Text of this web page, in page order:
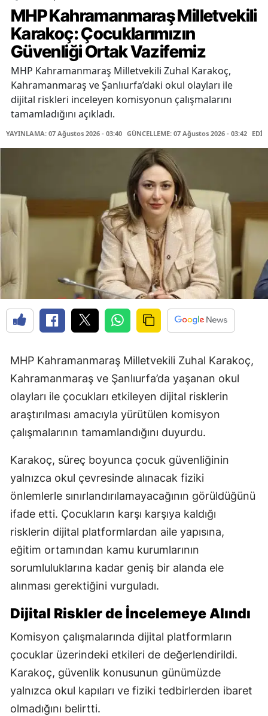
MHP Kahramanmaraş Milletvekili
Karakoç: Çocuklarımızın
Güvenliği Ortak Vazifemiz
MHP Kahramanmaraş Milletvekili Zuhal Karakoç,
Kahramanmaraş ve Şanlıurfa’daki okul olayları ile
dijital riskleri inceleyen komisyonun çalışmalarını
tamamladığını açıkladı.
YAYINLAMA: 07 Ağustos 2026 - 03:40 GÜNCELLEME: 07 Ağustos 2026 - 03:42
MHP Kahramanmaraş Milletvekili Zuhal Karakoç,
Kahramanmaraş ve Şanlıurfa’da yaşanan okul
olayları ile çocukları etkileyen dijital risklerin
araştırılması amacıyla yürütülen komisyon
çalışmalarının tamamlandığını duyurdu.
Karakoç, süreç boyunca çocuk güvenliğinin
yalnızca okul çevresinde alınacak fiziki
önlemlerle sınırlandırılamayacağının görüldüğünü
ifade etti. Çocukların karşı karşıya kaldığı
risklerin dijital platformlardan aile yapısına,
eğitim ortamından kamu kurumlarının
sorumluluklarına kadar geniş bir alanda ele
alınması gerektiğini vurguladı.
Dijital Riskler de İncelemeye Alındı
Komisyon çalışmalarında dijital platformların
çocuklar üzerindeki etkileri de değerlendirildi.
Karakoç, güvenlik konusunun günümüzde
yalnızca okul kapıları ve fiziki tedbirlerden ibaret
olmadığını belirtti.